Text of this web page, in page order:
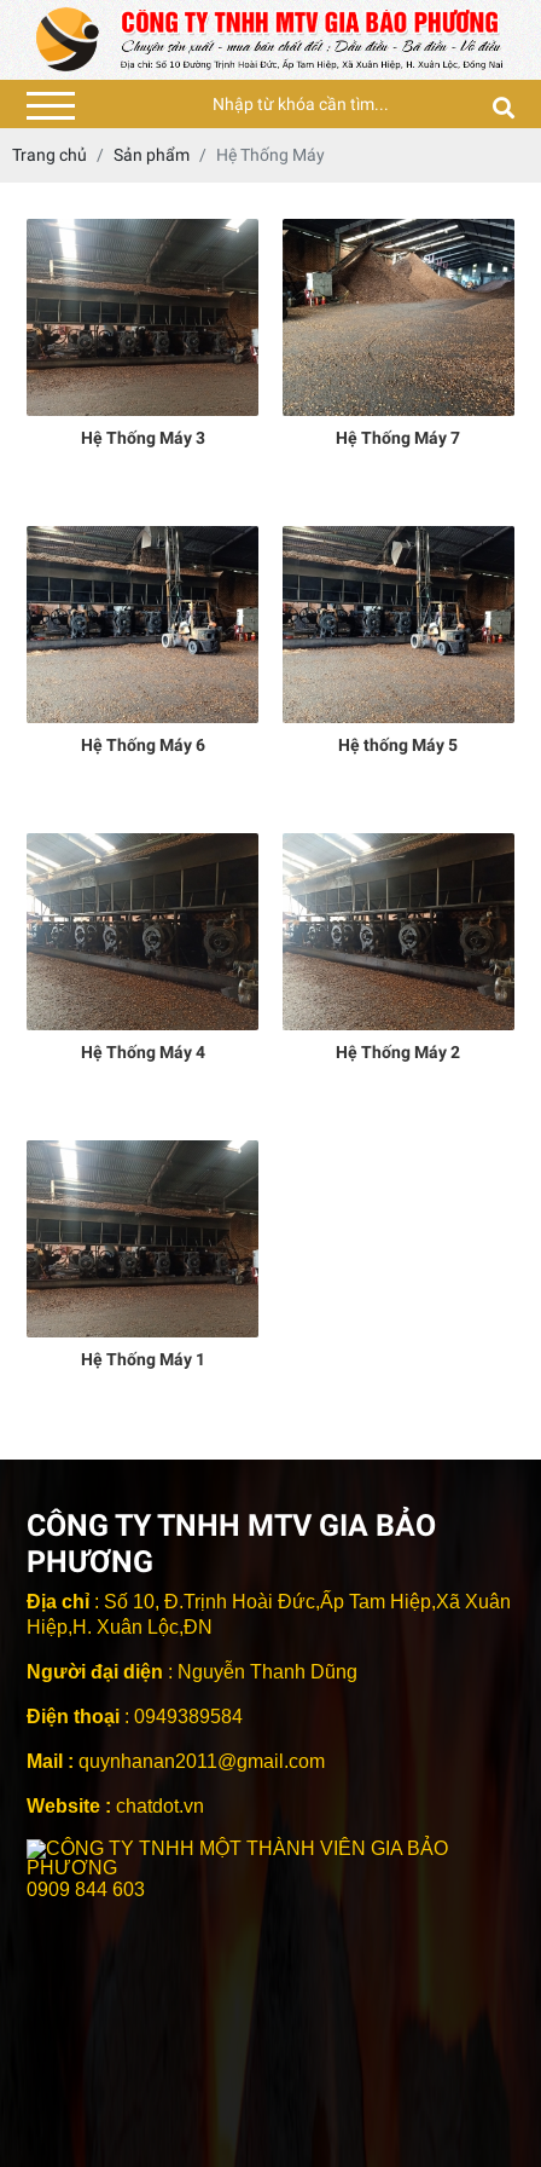
Trang chủ Sản phẩm Hệ Thống Máy
Hệ Thống Máy 3 Hệ Thống Máy 7
Hệ Thống Máy 6 Hệ thống Máy 5
Hệ Thống Máy 4 Hệ Thống Máy 2
Hệ Thống Máy 1
CÔNG TY TNHH MTV GIA BẢO
PHƯƠNG
Địa chỉ : Số 10, Đ.Trịnh Hoài Đức,Ấp Tam Hiệp,Xã Xuân
Hiệp,H. Xuân Lộc,ĐN
Người đại diện : Nguyễn Thanh Dũng
Điện thoại : 0949389584
Mail :quynhanan2011@gmail.com
Website :chatdot.vn
0909 844 603